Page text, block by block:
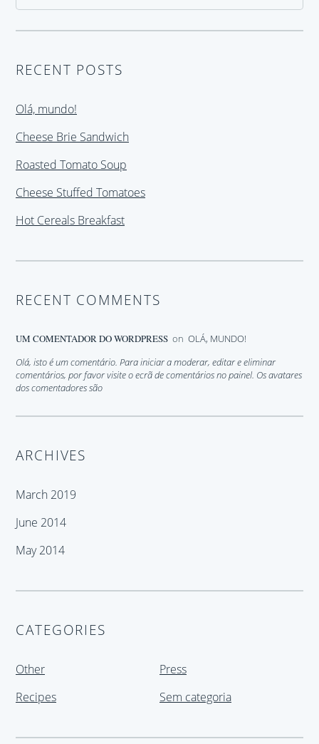
RECENT POSTS
Olá, mundo!
Cheese Brie Sandwich
Roasted Tomato Soup
Cheese Stuffed Tomatoes
Hot Cereals Breakfast
RECENT COMMENTS
UM COMENTADOR DO WORDPRESS on OLÁ, MUNDO!
Olá, isto é um comentário. Para iniciar a moderar, editar e eliminar
comentários, por favor visite o ecrã de comentários no painel. Os avatares
dos comentadores são
ARCHIVES
March 2019
June 2014
May 2014
CATEGORIES
Other
Press
Recipes
Sem categoria